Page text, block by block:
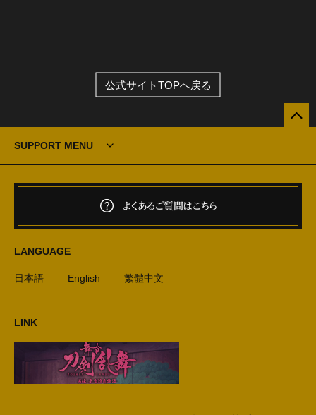
公式サイトTOPへ戻る
SUPPORT MENU
よくあるご質問はこちら
LANGUAGE
日本語 English 繁體中文
LINK